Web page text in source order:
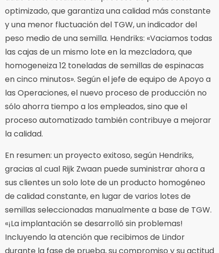
optimizado, que garantiza una calidad más constante
y una menor fluctuación del TGW, un indicador del
peso medio de una semilla. Hendriks: «Vaciamos todas
las cajas de un mismo lote en la mezcladora, que
homogeneiza 12 toneladas de semillas de espinacas
en cinco minutos». Según el jefe de equipo de Apoyo a
las Operaciones, el nuevo proceso de producción no
sólo ahorra tiempo a los empleados, sino que el
proceso automatizado también contribuye a mejorar
la calidad.
En resumen: un proyecto exitoso, según Hendriks,
gracias al cual Rijk Zwaan puede suministrar ahora a
sus clientes un solo lote de un producto homogéneo
de calidad constante, en lugar de varios lotes de
semillas seleccionadas manualmente a base de TGW.
«¡La implantación se desarrolló sin problemas!
Incluyendo la atención que recibimos de Lindor